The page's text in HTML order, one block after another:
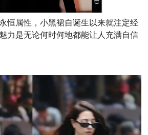
恒属性，小黑裙自诞生以来就注定经
力是无论何时何地都能让人充满自信